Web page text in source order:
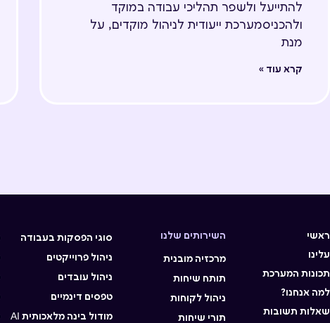
להתייעל ולשפר תהליכי עבודה במוקד
ולהכניסמערכת ייעודית לניהול מוקדים, על
מנת
קרא עוד »
ראשי
עלינו
תכונות המערכת
למה אנחנו?
שאלות תשובות
השירותים שלנו
מרכזיה מובנית
תותח שיחות
ניהול לקוחות
תורי שיחות
סוגי הפסקות בעבודה
ניהול פרוייקטים
ניהול עובדים
טפסים דינמיים
מודול בינה מלאכותית AI